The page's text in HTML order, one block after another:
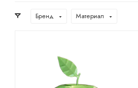
Бренд Материал